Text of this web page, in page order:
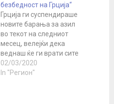
безбедност на Грција“
Грција ги суспендираше
новите барања за азил
во текот на следниот
месец, велејќи дека
веднаш ќе ги врати сите
што илегално влегуваат
во земјата. Грчките
02/03/2020
In "Регион"